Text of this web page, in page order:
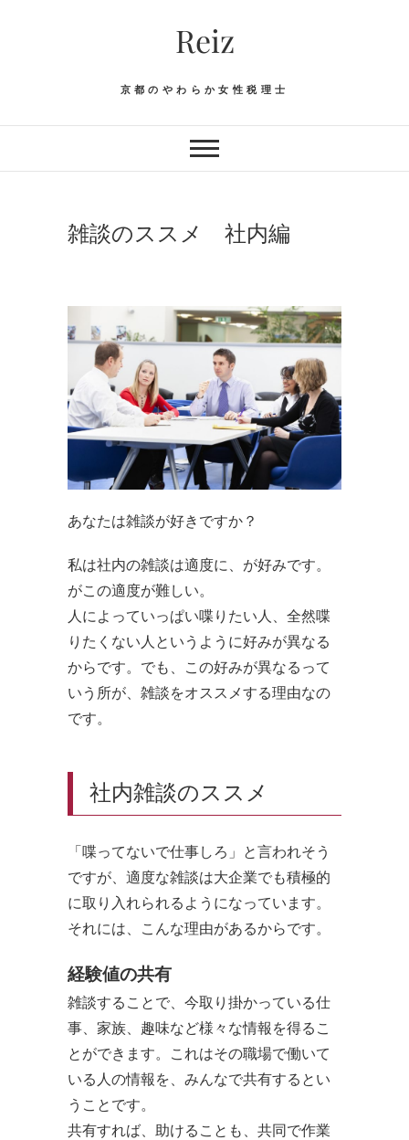
Reiz
京都のやわらか女性税理士
雑談のススメ 社内編
あなたは雑談が好きですか？
私は社内の雑談は適度に、が好みです。
がこの適度が難しい。
人によっていっぱい喋りたい人、全然喋
りたくない人というように好みが異なる
からです。でも、この好みが異なるって
いう所が、雑談をオススメする理由なの
です。
社内雑談のススメ
「喋ってないで仕事しろ」と言われそう
ですが、適度な雑談は大企業でも積極的
に取り入れられるようになっています。
それには、こんな理由があるからです。
経験値の共有
雑談することで、今取り掛かっている仕
事、家族、趣味など様々な情報を得るこ
とができます。これはその職場で働いて
いる人の情報を、みんなで共有するとい
うことです。
共有すれば、助けることも、共同で作業